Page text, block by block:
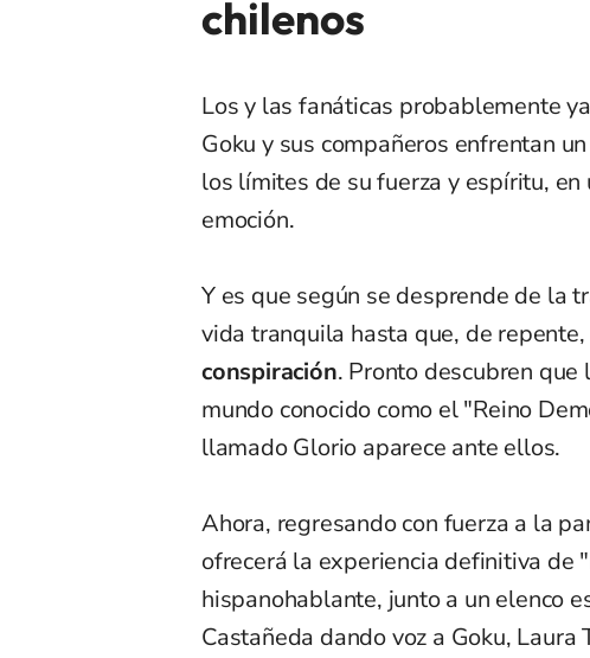
chilenos
Los y las fanáticas probablemente
Goku y sus compañeros enfrentan
los límites de su fuerza y espíritu,
emoción.
Y es que según se desprende de la
vida tranquila hasta que, de repente,
conspiración. Pronto descubren
mundo conocido como el "Reino
llamado Glorio aparece ante ellos.
Ahora, regresando con fuerza a la
ofrecerá la experiencia definitiva de
hispanohablante, junto a un elenco
Castañeda dando voz a Goku, Laura